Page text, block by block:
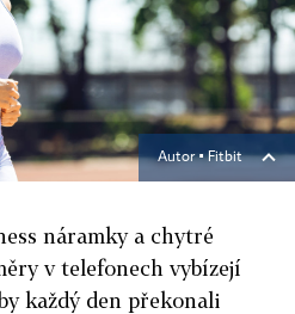
Autor ▪Fitbit
náramky a chytré
v telefonech vybízejí
každý den překonali